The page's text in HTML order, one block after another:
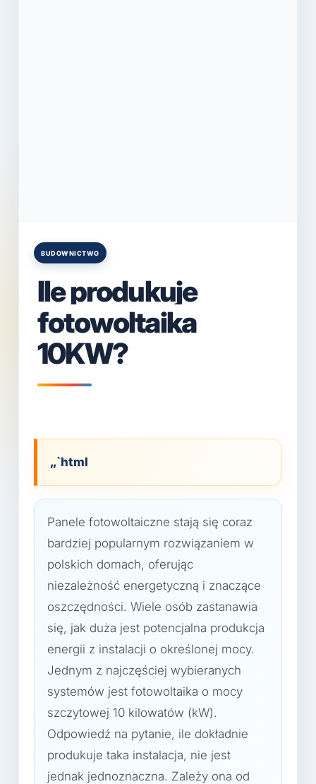
Posted
BUDOWNICTWO
Ile produkuje
fotowoltaika
10KW?
„`html
Panele fotowoltaiczne stają się coraz
bardziej popularnym rozwiązaniem w
polskich domach, oferując
niezależność energetyczną i znaczące
oszczędności. Wiele osób zastanawia
się, jak duża jest potencjalna produkcja
energii z instalacji o określonej mocy.
Jednym z najczęściej wybieranych
systemów jest fotowoltaika o mocy
szczytowej 10 kilowatów (kW).
Odpowiedź na pytanie, ile dokładnie
produkuje taka instalacja, nie jest
jednak jednoznaczna. Zależy ona od